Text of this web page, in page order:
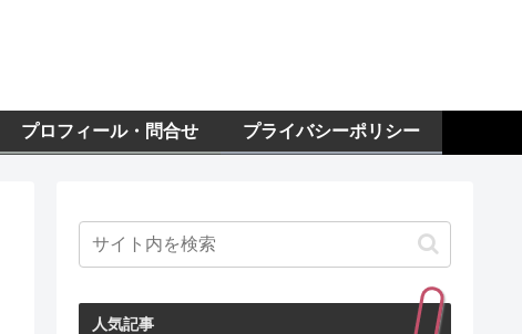
プロフィール・問合せ プライバシーポリシー
人気記事